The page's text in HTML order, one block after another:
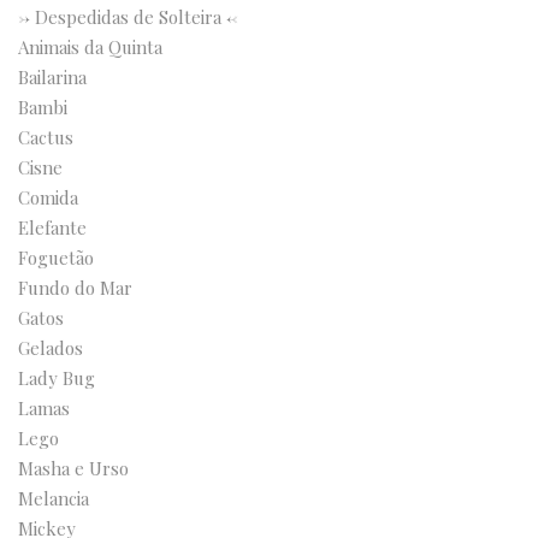
-> Despedidas de Solteira <-
Animais da Quinta
Bailarina
Bambi
Cactus
Cisne
Comida
Elefante
Foguetão
Fundo do Mar
Gatos
Gelados
Lady Bug
Lamas
Lego
Masha e Urso
Melancia
Mickey